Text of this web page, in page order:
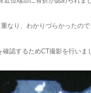
なり、わかりづらかったので
認するためCT撮影を行いま